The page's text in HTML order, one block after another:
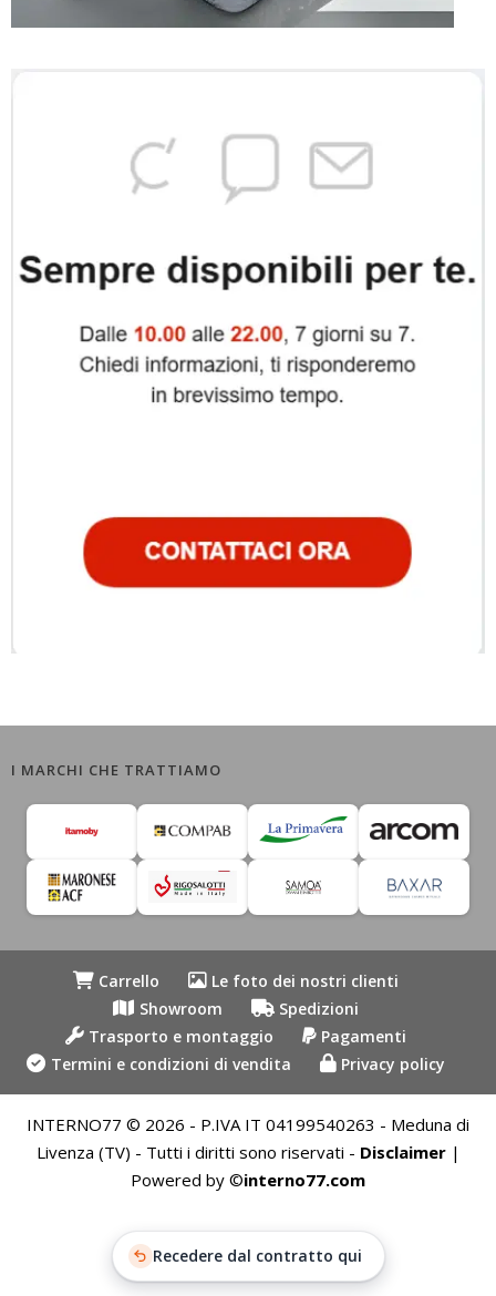
I MARCHI CHE TRATTIAMO
Carrello
Le foto dei nostri clienti
Showroom
Spedizioni
Trasporto e montaggio
Pagamenti
Termini e condizioni di vendita
Privacy policy
INTERNO77 © 2026 - P.IVA IT 04199540263 - Meduna di
Livenza (TV) - Tutti i diritti sono riservati - Disclaimer|
Powered by ©interno77.com
Recedere dal contratto qui